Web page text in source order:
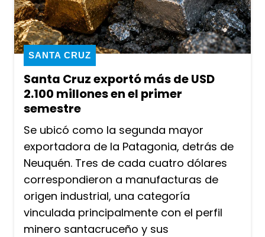
Santa Cruz exportó más de USD
2.100 millones en el primer
semestre
SANTA CRUZ
Se ubicó como la segunda mayor
exportadora de la Patagonia, detrás de
Neuquén. Tres de cada cuatro dólares
correspondieron a manufacturas de
origen industrial, una categoría
vinculada principalmente con el perfil
minero santacruceño y sus